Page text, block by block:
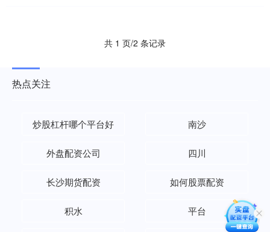
共 1 页/2 条记录
热点关注
炒股杠杆哪个平台好 南沙
外盘配资公司 四川
长沙期货配资 如何股票配资
积水 平台